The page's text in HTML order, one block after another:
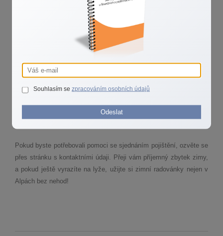
Koordinátoři asistenční služby vás také dokážou propojit se
zdravotníky nebo lékaři, kteří vám poradí, zda je nezbytně nutné
navrhované úkony či případné operace provádět v zahraničí.
Například jestli není lepší vás raději převézt domů, aby operace
mohla proběhnout až po návratu do České republiky.
Koordinátoři vás celým procesem provedou od začátku do konce.
A pokud je opravdu nutné vás operovat nebo hospitalizovat ještě v
zařízení, kde je pomoc plně kryta ze zdravotního a cestovního
Pokud byste potřebovali pomoci se sjednáním pojištění, ozvěte se
přes stránku s kontaktními údaji. Přeji vám příjemný zbytek zimy,
a pokud ještě vyrazíte na lyže, užijte si zimní radovánky nejen v
Alpách bez nehod!
Souhlasím se zpracováním osobních údajů
Odeslat